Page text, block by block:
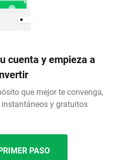
cuenta y empieza a
que mejor te convenga,
y gratuitos
PASO